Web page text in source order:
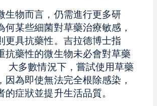
生物而言，仍需進行更多研
何某些細菌對草藥治療敏感，
更具抗藥性。吉拉德博士指
抗藥性的微生物未必會對草藥
大多數情況下，嘗試使用草藥
因為即使無法完全根除感染，
的症狀並提升生活品質。